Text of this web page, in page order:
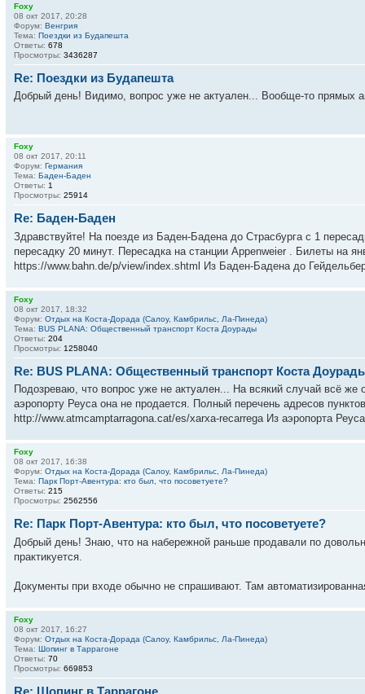
Foxy
08 окт 2017, 20:28
Форум: Венгрия
Тема: Поездки из Будапешта
Ответы: 678
Просмотры: 3436287
Re: Поездки из Будапешта
Добрый день! Видимо, вопрос уже не актуален... Вообще-то прямых
Foxy
08 окт 2017, 20:11
Форум: Германия
Тема: Баден-Баден
Ответы: 1
Просмотры: 25914
Re: Баден-Баден
Здравствуйте! На поезде из Баден-Бадена до Страсбурга с 1
пересадку 20 минут. Пересадка на станции Appenweier . Билеты на
https://www.bahn.de/p/view/index.shtml Из Баден-Бадена до
Foxy
08 окт 2017, 18:32
Форум: Отдых на Коста-Дорада (Салоу, Камбрильс, Ла-Пинеда)
Тема: BUS PLANA: Общественный транспорт Коста Доурады
Ответы: 204
Просмотры: 1258040
Re: BUS PLANA: Общественный транспорт Коста
Подозреваю, что вопрос уже не актуален... На всякий случай всё
аэропорту Реуса она не продается. Полный перечень адресов
http://www.atmcamptarragona.cat/es/xarxa-recarrega Из аэропорта
Foxy
08 окт 2017, 16:38
Форум: Отдых на Коста-Дорада (Салоу, Камбрильс, Ла-Пинеда)
Тема: Парк Порт-Авентура: кто был, что посоветуете?
Ответы: 215
Просмотры: 2562556
Re: Парк Порт-Авентура: кто был, что посоветуете?
Добрый день! Знаю, что на набережной раньше продавали по
практикуется.
Документы при входе обычно не спрашивают. Там
Foxy
08 окт 2017, 16:27
Форум: Отдых на Коста-Дорада (Салоу, Камбрильс, Ла-Пинеда)
Тема: Шопинг в Таррагоне
Ответы: 70
Просмотры: 669853
Re: Шопинг в Таррагоне